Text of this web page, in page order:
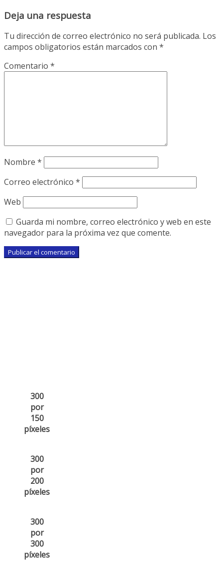
Deja una respuesta
Tu dirección de correo electrónico no será publicada. Los
campos obligatorios están marcados con *
Comentario *
Nombre *
Correo electrónico *
Web
Guarda mi nombre, correo electrónico y web en este
navegador para la próxima vez que comente.
300
por
150
píxeles
300
por
200
píxeles
300
por
300
píxeles